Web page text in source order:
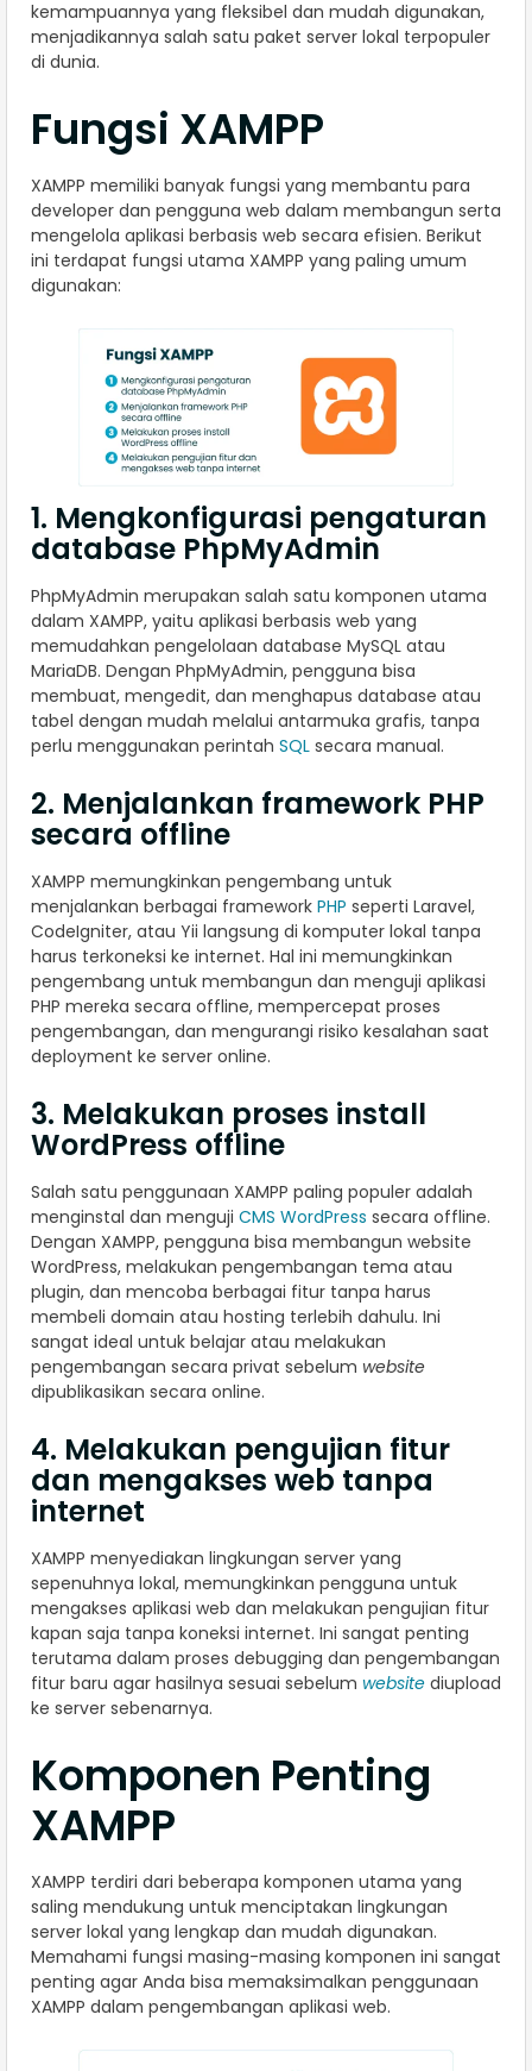
kemampuannya yang fleksibel dan mudah digunakan,
menjadikannya salah satu paket server lokal terpopuler
di dunia.
Fungsi XAMPP
XAMPP memiliki banyak fungsi yang membantu para
developer dan pengguna web dalam membangun serta
mengelola aplikasi berbasis web secara efisien. Berikut
ini terdapat fungsi utama XAMPP yang paling umum
digunakan:
1. Mengkonfigurasi pengaturan
database PhpMyAdmin
PhpMyAdmin merupakan salah satu komponen utama
dalam XAMPP, yaitu aplikasi berbasis web yang
memudahkan pengelolaan database MySQL atau
MariaDB. Dengan PhpMyAdmin, pengguna bisa
membuat, mengedit, dan menghapus database atau
tabel dengan mudah melalui antarmuka grafis, tanpa
perlu menggunakan perintah SQL secara manual.
2. Menjalankan framework PHP
secara offline
XAMPP memungkinkan pengembang untuk
menjalankan berbagai framework PHP seperti Laravel,
CodeIgniter, atau Yii langsung di komputer lokal tanpa
harus terkoneksi ke internet. Hal ini memungkinkan
pengembang untuk membangun dan menguji aplikasi
PHP mereka secara offline, mempercepat proses
pengembangan, dan mengurangi risiko kesalahan saat
deployment ke server online.
3. Melakukan proses install
WordPress offline
Salah satu penggunaan XAMPP paling populer adalah
menginstal dan menguji CMS WordPress secara offline.
Dengan XAMPP, pengguna bisa membangun website
WordPress, melakukan pengembangan tema atau
plugin, dan mencoba berbagai fitur tanpa harus
membeli domain atau hosting terlebih dahulu. Ini
sangat ideal untuk belajar atau melakukan
pengembangan secara privat sebelum website
dipublikasikan secara online.
4. Melakukan pengujian fitur
dan mengakses web tanpa
internet
XAMPP menyediakan lingkungan server yang
sepenuhnya lokal, memungkinkan pengguna untuk
mengakses aplikasi web dan melakukan pengujian fitur
kapan saja tanpa koneksi internet. Ini sangat penting
terutama dalam proses debugging dan pengembangan
fitur baru agar hasilnya sesuai sebelum website diupload
ke server sebenarnya.
Komponen Penting
XAMPP
XAMPP terdiri dari beberapa komponen utama yang
saling mendukung untuk menciptakan lingkungan
server lokal yang lengkap dan mudah digunakan.
Memahami fungsi masing-masing komponen ini sangat
penting agar Anda bisa memaksimalkan penggunaan
XAMPP dalam pengembangan aplikasi web.